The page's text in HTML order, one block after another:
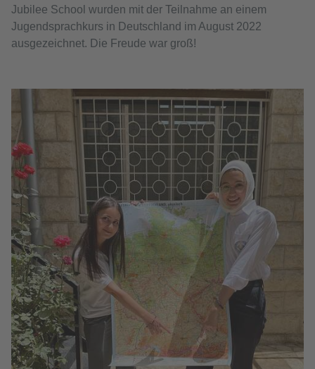
Jubilee School wurden mit der Teilnahme an einem
Jugendsprachkurs in Deutschland im August 2022
ausgezeichnet. Die Freude war groß!